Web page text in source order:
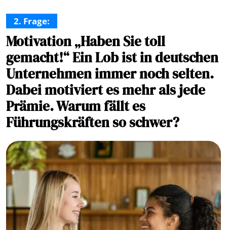
2. Frage:
Motivation „Haben Sie toll
gemacht!“ Ein Lob ist in deutschen
Unternehmen immer noch selten.
Dabei motiviert es mehr als jede
Prämie. Warum fällt es
Führungskräften so schwer?